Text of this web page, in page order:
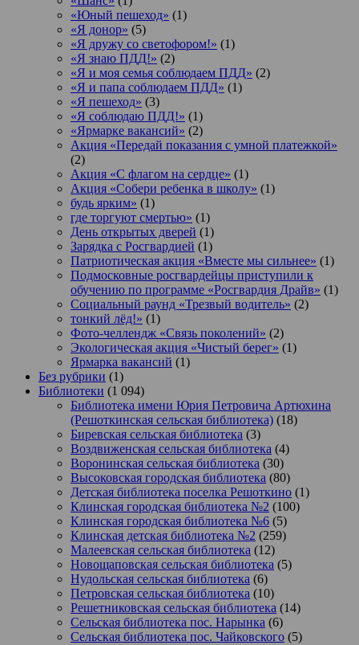
«Юный пешеход» (1)
«Я донор» (5)
«Я дружу со светофором!» (1)
«Я знаю ПДД!» (2)
«Я и моя семья соблюдаем ПДД» (2)
«Я и папа соблюдаем ПДД» (1)
«Я пешеход» (3)
«Я соблюдаю ПДД!» (1)
«Ярмарке вакансий» (2)
Акция «Передай показания с умной платежкой»
(2)
Акция «С флагом на сердце» (1)
Акция «Собери ребенка в школу» (1)
будь ярким» (1)
где торгуют смертью» (1)
День открытых дверей (1)
Зарядка с Росгвардией (1)
Патриотическая акция «Вместе мы сильнее» (1)
Подмосковные росгвардейцы приступили к
обучению по программе «Росгвардия Драйв» (1)
Социальный раунд «Трезвый водитель» (2)
тонкий лёд!» (1)
Фото-челлендж «Связь поколений» (2)
Экологическая акция «Чистый берег» (1)
Ярмарка вакансий (1)
Без рубрики (1)
Библиотеки (1 094)
Библиотека имени Юрия Петровича Артюхина
(Решоткинская сельская библиотека) (18)
Биревская сельская библиотека (3)
Воздвиженская сельская библиотека (4)
Воронинская сельская библиотека (30)
Высоковская городская библиотека (80)
Детская библиотека поселка Решоткино (1)
Клинская городская библиотека №2 (100)
Клинская городская библиотека №6 (5)
Клинская детская библиотека №2 (259)
Малеевская сельская библиотека (12)
Новощаповская сельская библиотека (5)
Нудольская сельская библиотека (6)
Петровская сельская библиотека (10)
Решетниковская сельская библиотека (14)
Сельская библиотека пос. Нарынка (6)
Сельская библиотека пос. Чайковского (5)